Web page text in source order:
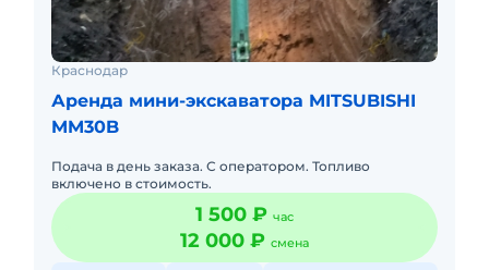
Краснодар
Аренда мини-экскаватора MITSUBISHI
MM30B
Подача в день заказа. С оператором. Топливо
включено в стоимость.
1 500 ₽ час
12 000 ₽ смена